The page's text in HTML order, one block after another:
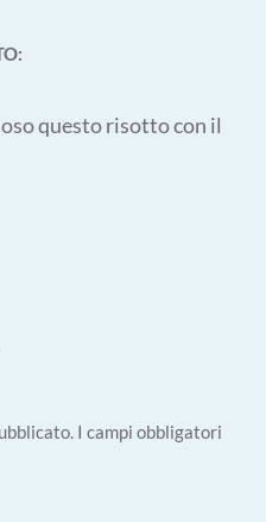
questo risotto con il
I campi obbligatori